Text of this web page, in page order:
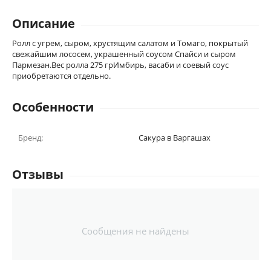
Описание
Ролл с угрем, сыром, хрустящим салатом и Томаго, покрытый
свежайшим лососем, украшенный соусом Спайси и сыром
Пармезан.Вес ролла 275 грИмбирь, васаби и соевый соус
приобретаются отдельно.
Особенности
Бренд: Сакура в Варгашах
Отзывы
Сообщения не найдены